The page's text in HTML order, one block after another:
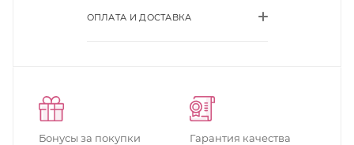
ОПЛАТА И ДОСТАВКА
Бонусы за покупки
Гарантия качества